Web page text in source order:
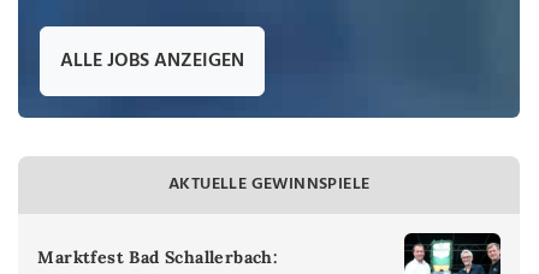
ALLE JOBS ANZEIGEN
AKTUELLE GEWINNSPIELE
Marktfest Bad Schallerbach: